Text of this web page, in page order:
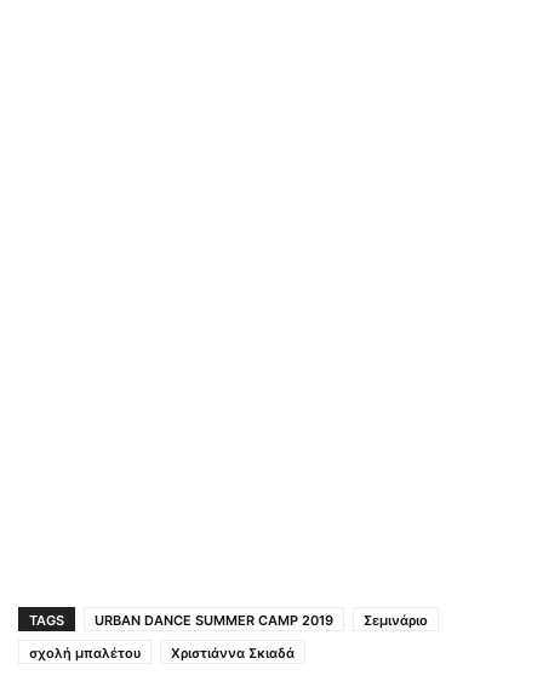
TAGS URBAN DANCE SUMMER CAMP 2019
Σεμινάριο
σχολή μπαλέτου
Χριστιάννα Σκιαδά